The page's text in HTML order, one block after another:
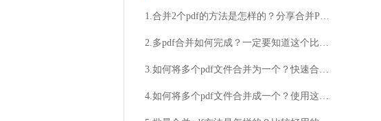
1.合并2个pdf的方法是怎样的？分享合并PDF最简单的方法
2.多pdf合并如何完成？一定要知道这个比较好用的pdf合并工具
3.如何将多个pdf文件合并为一个？快速合并PDF的方法一定要掌握！
4.如何将多个pdf文件合并成一个？使用这个方法很实用！